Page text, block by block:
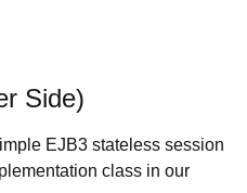
Side)
EJB3 stateless session
class in our